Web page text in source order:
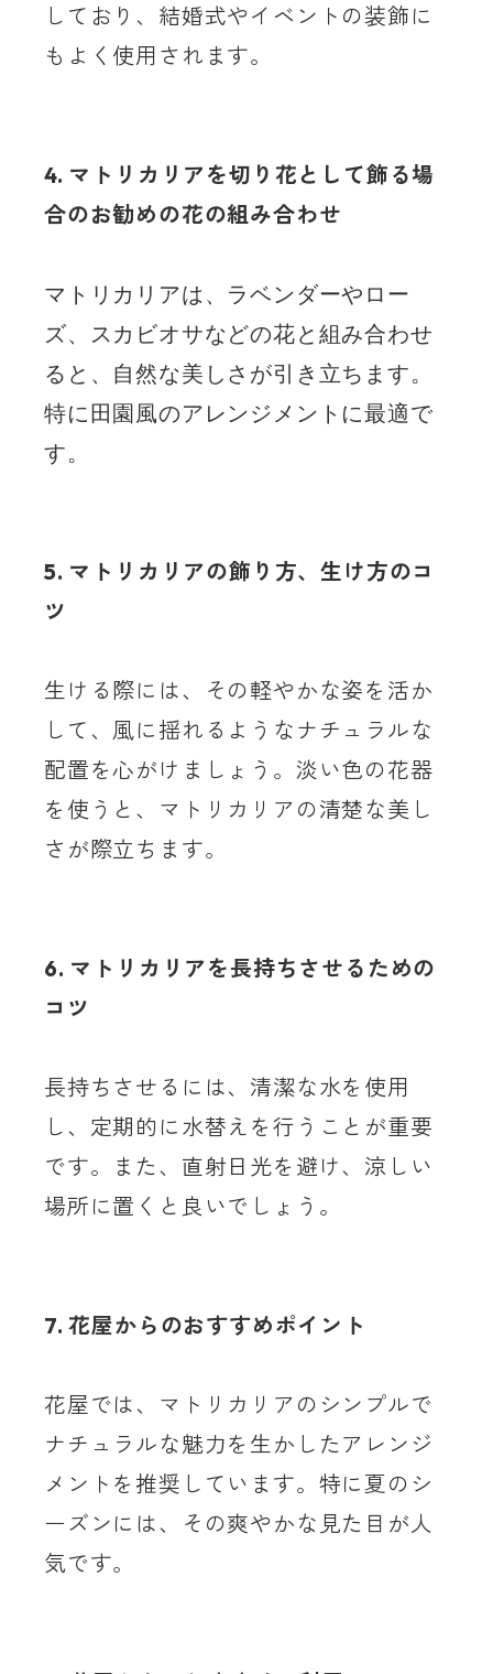
しており、結婚式やイベントの装飾に
もよく使用されます。
4. マトリカリアを切り花として飾る場
合のお勧めの花の組み合わせ
マトリカリアは、ラベンダーやロー
ズ、スカビオサなどの花と組み合わせ
ると、自然な美しさが引き立ちます。
特に田園風のアレンジメントに最適で
す。
5. マトリカリアの飾り方、生け方のコ
ツ
生ける際には、その軽やかな姿を活か
して、風に揺れるようなナチュラルな
配置を心がけましょう。淡い色の花器
を使うと、マトリカリアの清楚な美し
さが際立ちます。
6. マトリカリアを長持ちさせるための
コツ
長持ちさせるには、清潔な水を使用
し、定期的に水替えを行うことが重要
です。また、直射日光を避け、涼しい
場所に置くと良いでしょう。
7. 花屋からのおすすめポイント
花屋では、マトリカリアのシンプルで
ナチュラルな魅力を生かしたアレンジ
メントを推奨しています。特に夏のシ
ーズンには、その爽やかな見た目が人
気です。